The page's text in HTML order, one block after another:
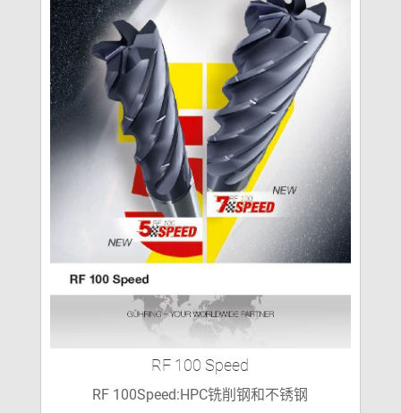
RF 100 Speed
RF 100Speed:HPC铣削钢和不锈钢